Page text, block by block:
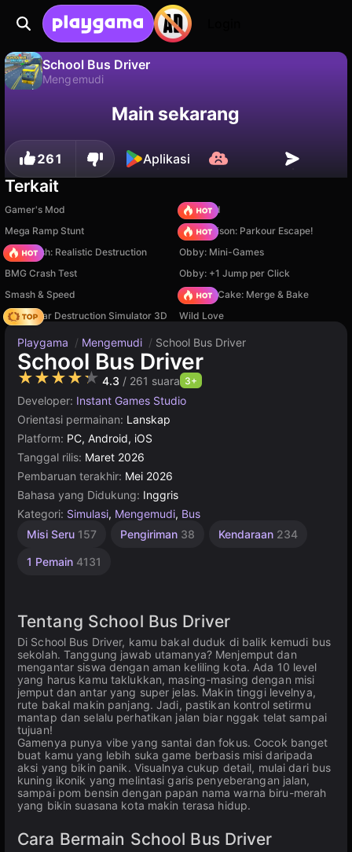
School Bus Driver
Mengemudi
Simpan progresnya!
Main sekarang
261 Aplikasi
Terkait
Gamer's Mod
TB World
Mega Ramp Stunt
Barry Prison: Parkour Escape!
Car Crush: Realistic Destruction
Obby: Mini-Games
BMG Crash Test
Obby: +1 Jump per Click
Smash & Speed
Piece of Cake: Merge & Bake
Online Car Destruction Simulator 3D
Wild Love
Playgama / Mengemudi / School Bus Driver
School Bus Driver
★★★★★ 4.3 / 261 suara 3+
Developer: Instant Games Studio
Orientasi permainan: Lanskap
Platform: PC, Android, iOS
Tanggal rilis: Maret 2026
Pembaruan terakhir: Mei 2026
Bahasa yang Didukung: Inggris
Kategori: Simulasi, Mengemudi, Bus
Misi Seru 157 Pengiriman 38 Kendaraan 234
1 Pemain 4131
Tentang School Bus Driver
Di School Bus Driver, kamu bakal duduk di balik kemudi bus
sekolah. Tanggung jawab utamanya? Menjemput dan
mengantar siswa dengan aman keliling kota. Ada 10 level
yang harus kamu taklukkan, masing-masing dengan misi
jemput dan antar yang super jelas. Makin tinggi levelnya,
rute bakal makin panjang. Jadi, pastikan kontrol setirmu
mantap dan selalu perhatikan jalan biar nggak telat sampai
tujuan!
Gamenya punya vibe yang santai dan fokus. Cocok banget
buat kamu yang lebih suka game berbasis misi daripada
aksi yang bikin panik. Visualnya cukup detail, mulai dari bus
kuning ikonik yang melintasi garis penyeberangan jalan,
sampai pom bensin dengan papan nama warna biru-merah
yang bikin suasana kota makin terasa hidup.
Cara Bermain School Bus Driver